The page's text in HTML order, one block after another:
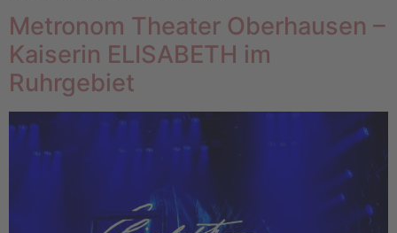
Metronom Theater Oberhausen –
Kaiserin ELISABETH im
Ruhrgebiet